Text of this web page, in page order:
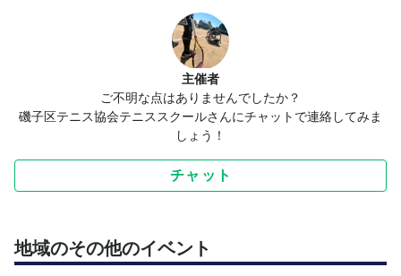
*欠席の場合の返金は致しません。
住所
電話番号 メールアドレス、LINE、Instagramのいずれかの
連絡先を記載の上下記問い合わせ方法の電話、メール、LI
NE、Instagramより、お申し込み下さい。
*問合せ
主催者
ご不明な点はありませんでしたか？
磯子区テニス協会テニススクールさんにチャットで連絡してみま
しょう！
チャット
地域のその他のイベント